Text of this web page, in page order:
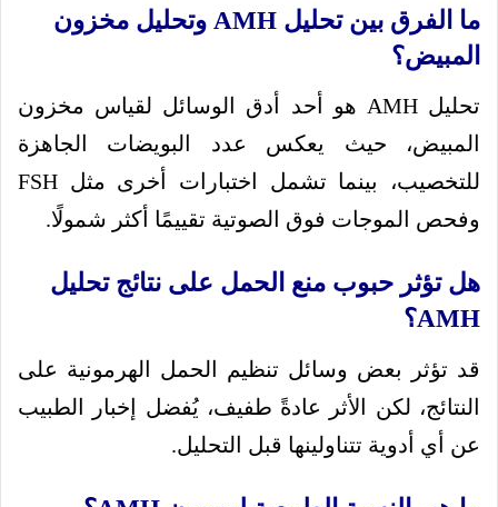
ما الفرق بين تحليل AMH وتحليل مخزون
المبيض؟
تحليل AMH هو أحد أدق الوسائل لقياس مخزون
المبيض، حيث يعكس عدد البويضات الجاهزة
للتخصيب، بينما تشمل اختبارات أخرى مثل FSH
وفحص الموجات فوق الصوتية تقييمًا أكثر شمولًا.
هل تؤثر حبوب منع الحمل على نتائج تحليل
AMH؟
قد تؤثر بعض وسائل تنظيم الحمل الهرمونية على
النتائج، لكن الأثر عادةً طفيف، يُفضل إخبار الطبيب
عن أي أدوية تتناولينها قبل التحليل.